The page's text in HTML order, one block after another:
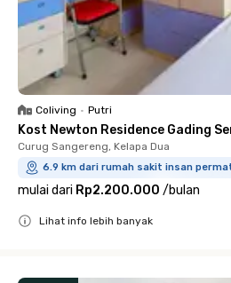
Coliving • Putri
Kost Newton Residence Gading
Curug Sangereng, Kelapa Dua
6.9 km dari rumah sakit insan
mulai dari Rp2.200.000 /bulan
Lihat info lebih banyak